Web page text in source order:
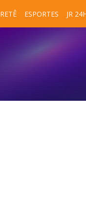
ESPORTES JR